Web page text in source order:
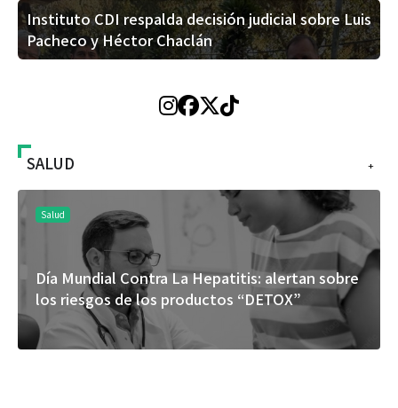
Instituto CDI respalda decisión judicial sobre Luis
Pacheco y Héctor Chaclán
+
SALUD
Salud
Día Mundial Contra La Hepatitis: alertan sobre
los riesgos de los productos “DETOX”